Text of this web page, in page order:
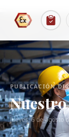
PUBLICACIÓN
Jueves, 6 de agosto